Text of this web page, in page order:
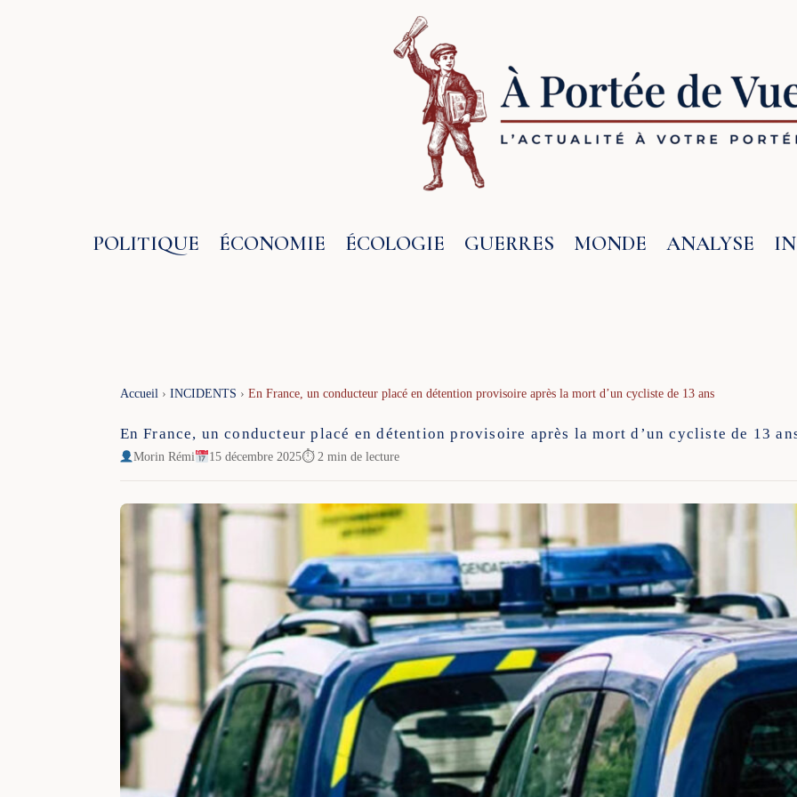
POLITIQUE ÉCONOMIE ÉCOLOGIE GUERRES MONDE ANALYSE
Accueil › INCIDENTS › En France, un conducteur placé en détention provisoire après la mort d’un cycliste de 13 ans
En France, un conducteur placé en détention provisoire après la mort d’un cycliste de 13
Morin Rémi 15 décembre 2025⏱ 2 min de lecture